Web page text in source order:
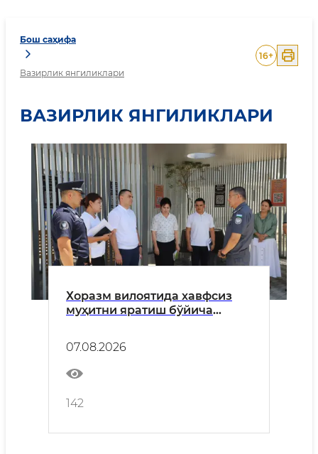
Бош саҳифа
Вазирлик янгиликлари
16+
ВАЗИРЛИК ЯНГИЛИКЛАРИ
Хоразм вилоятида хавфсиз
муҳитни яратиш бўйича
07.08.2026
142